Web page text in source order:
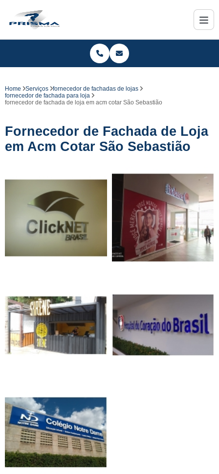
Home Serviços
fornecedor de fachadas de lojas
fornecedor de fachada para loja
fornecedor de fachada de loja em acm cotar São Sebastião
Fornecedor de Fachada de Loja
em Acm Cotar São Sebastião